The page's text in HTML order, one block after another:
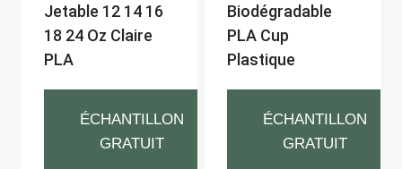
Jetable 12 14 16
18 24 Oz Claire
PLA
ÉCHANTILLON
GRATUIT
Biodégradable
PLA Cup
Plastique
ÉCHANTILLON
GRATUIT